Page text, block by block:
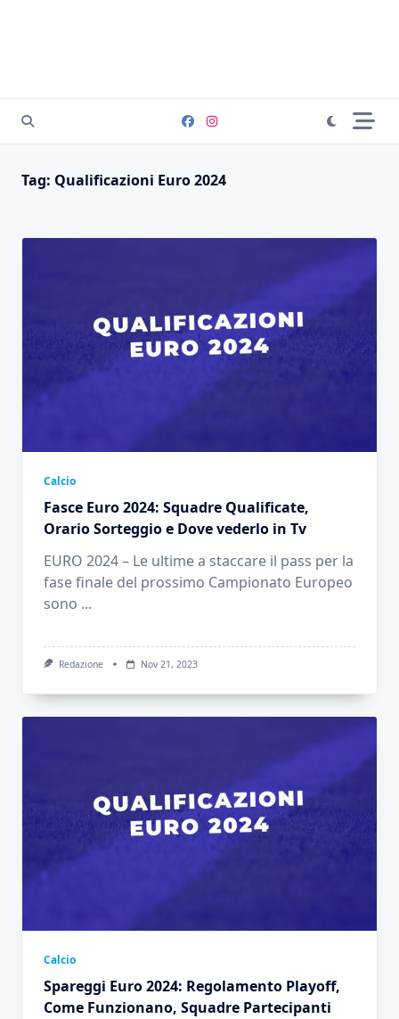
Tag: Qualificazioni Euro 2024
Calcio
Fasce Euro 2024: Squadre Qualificate,
Orario Sorteggio e Dove vederlo in Tv
EURO 2024 – Le ultime a staccare il pass per la
fase finale del prossimo Campionato Europeo
sono ...
Redazione Nov 21, 2023
Calcio
Spareggi Euro 2024: Regolamento Playoff,
Come Funzionano, Squadre Partecipanti